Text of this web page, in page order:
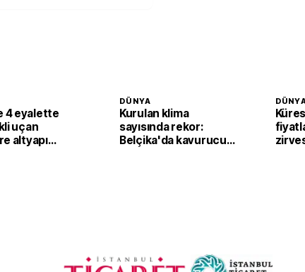
4 eyalette
uçan
altyapı
DÜNYA
Kurulan klima
sayısında rekor:
Belçika'da kavurucu